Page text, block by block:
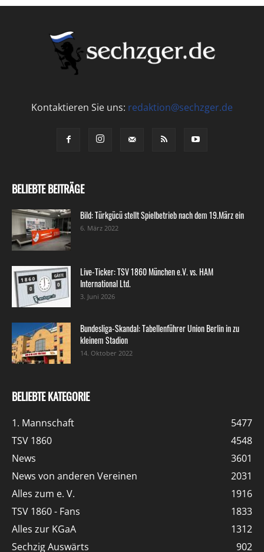
Kontaktieren Sie uns: redaktion@sechzger.de
BELIEBTE BEITRÄGE
Bild: Türkgücü stellt Spielbetrieb nach dem 19.März ein
6. März 2022
Live-Ticker: TSV 1860 München e.V. vs. HAM
International Ltd.
3. Juni 2026
Bundesliga-Skandal: Tabellenführer Union Berlin in zu
kleinem Stadion
14. Oktober 2022
BELIEBTE KATEGORIE
1. Mannschaft
5477
TSV 1860
4548
News
3601
News von anderen Vereinen
2031
Alles zum e. V.
1916
TSV 1860 - Fans
1833
Alles zur KGaA
1312
Sechzig Auswärts
902